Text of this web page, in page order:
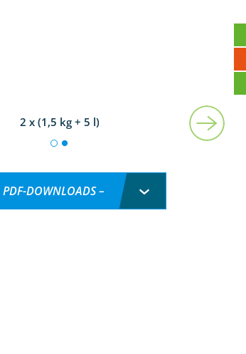
2 x (1,5 kg + 5 l)
PDF-DOWNLOADS –